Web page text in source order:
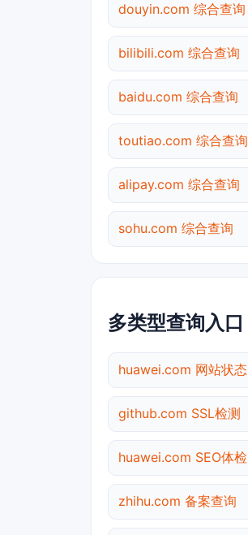
douyin.com 综合查询
bilibili.com 综合查询
baidu.com 综合查询
toutiao.com 综合查询
alipay.com 综合查询
sohu.com 综合查询
多类型查询入口
huawei.com 网站状态
github.com SSL检测
huawei.com SEO体检
zhihu.com 备案查询